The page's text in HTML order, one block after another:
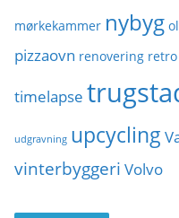
mørkekammer nybyg
pizzaovn renovering retro
timelapse
udgravning upcycling
vinterbyggeri Volvo